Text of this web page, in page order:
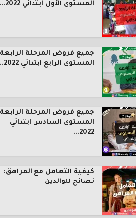
المستوى الأول ابتدائي 2022...
جميع فروض المرحلة الرابعة
المستوى الرابع ابتدائي 2022...
جميع فروض المرحلة الرابعة
المستوى السادس ابتدائي
2022...
كيفية التعامل مع المراهق:
نصائح للوالدين